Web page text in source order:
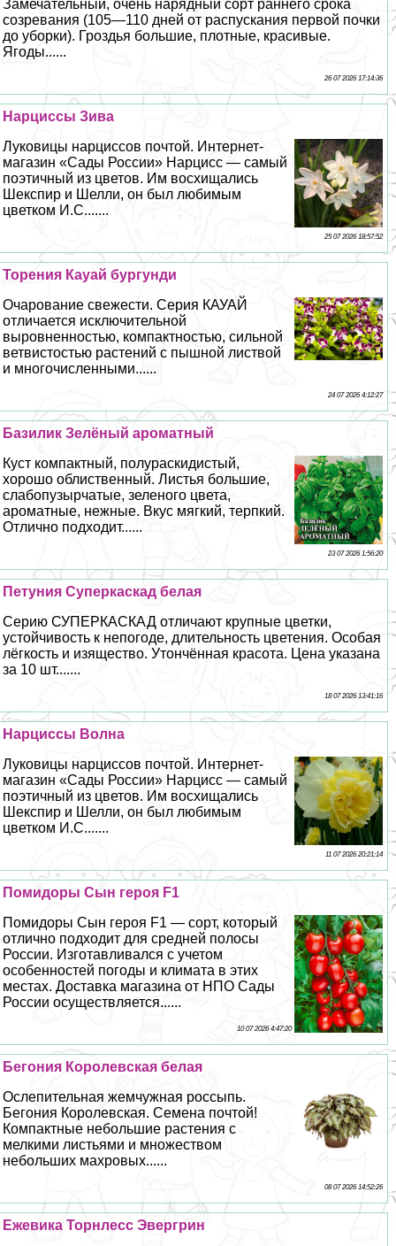
Замечательный, очень нарядный сорт раннего срока
созревания (105—110 дней от распускания первой почки
до уборки). Гроздья большие, плотные, красивые.
Ягоды......
26 07 2026 17:14:36
Нарциссы Зива
Луковицы нарциссов почтой. Интернет-
магазин «Сады России» Нарцисс — самый
поэтичный из цветов. Им восхищались
Шекспир и Шелли, он был любимым
цветком И.С.......
25 07 2026 18:57:52
Торения Кауай бургунди
Очарование свежести. Серия КАУАЙ
отличается исключительной
выровненностью, компактностью, сильной
ветвистостью растений с пышной листвой
и многочисленными......
24 07 2026 4:12:27
Базилик Зелёный ароматный
Куст компактный, полураскидистый,
хорошо облиственный. Листья большие,
слабопузырчатые, зеленого цвета,
ароматные, нежные. Вкус мягкий, терпкий.
Отлично подходит......
23 07 2026 1:56:20
Петуния Суперкаскад белая
Серию СУПЕРКАСКАД отличают крупные цветки,
устойчивость к непогоде, длительность цветения. Особая
лёгкость и изящество. Утончённая красота. Цена указана
за 10 шт.......
18 07 2026 13:41:16
Нарциссы Волна
Луковицы нарциссов почтой. Интернет-
магазин «Сады России» Нарцисс — самый
поэтичный из цветов. Им восхищались
Шекспир и Шелли, он был любимым
цветком И.С.......
11 07 2026 20:21:14
Помидоры Сын героя F1
Помидоры Сын героя F1 — сорт, который
отлично подходит для средней полосы
России. Изготавливался с учетом
особенностей погоды и климата в этих
местах. Доставка магазина от НПО Сады
России осуществляется......
10 07 2026 4:47:20
Бегония Королевская белая
Ослепительная жемчужная россыпь.
Бегония Королевская. Семена почтой!
Компактные небольшие растения с
мелкими листьями и множеством
небольших махровых......
08 07 2026 14:52:26
Ежевика Торнлесс Эвергрин